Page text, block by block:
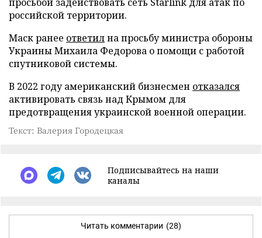
российской территории.
Маск ранее ответилна просьбу министра обороны
Украины Михаила Федорова о помощи с работой
спутниковой системы.
В 2022 году американский бизнесмен отказался
активировать связь над Крымом для
предотвращения украинской военной операции.
Текст: Валерия Городецкая
Подписывайтесь на наши
каналы
Читать комментарии (28)